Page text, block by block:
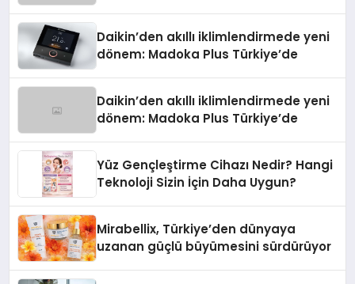
Daikin’den akıllı iklimlendirmede yeni
dönem: Madoka Plus Türkiye’de
Daikin’den akıllı iklimlendirmede yeni
dönem: Madoka Plus Türkiye’de
Yüz Gençleştirme Cihazı Nedir? Hangi
Teknoloji Sizin İçin Daha Uygun?
Mirabellix, Türkiye’den dünyaya
uzanan güçlü büyümesini sürdürüyor